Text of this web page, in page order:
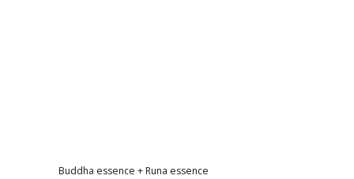
Buddha essence + Runa essence